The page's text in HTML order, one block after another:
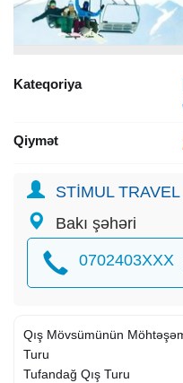
Kateqoriya
Qiymət
STİMUL TRAVEL
Bakı şəhəri
0702403XXX
Qış Mövsümünün
Turu
Tufandağ Qış Turu